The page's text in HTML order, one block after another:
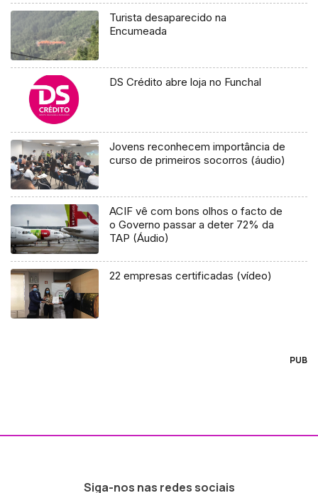
Turista desaparecido na
Encumeada
DS Crédito abre loja no Funchal
Jovens reconhecem importância de
curso de primeiros socorros (áudio)
ACIF vê com bons olhos o facto de
o Governo passar a deter 72% da
TAP (Áudio)
22 empresas certificadas (vídeo)
PUB
Siga-nos nas redes sociais